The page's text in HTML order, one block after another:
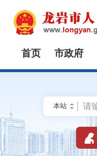
首页 市政府
